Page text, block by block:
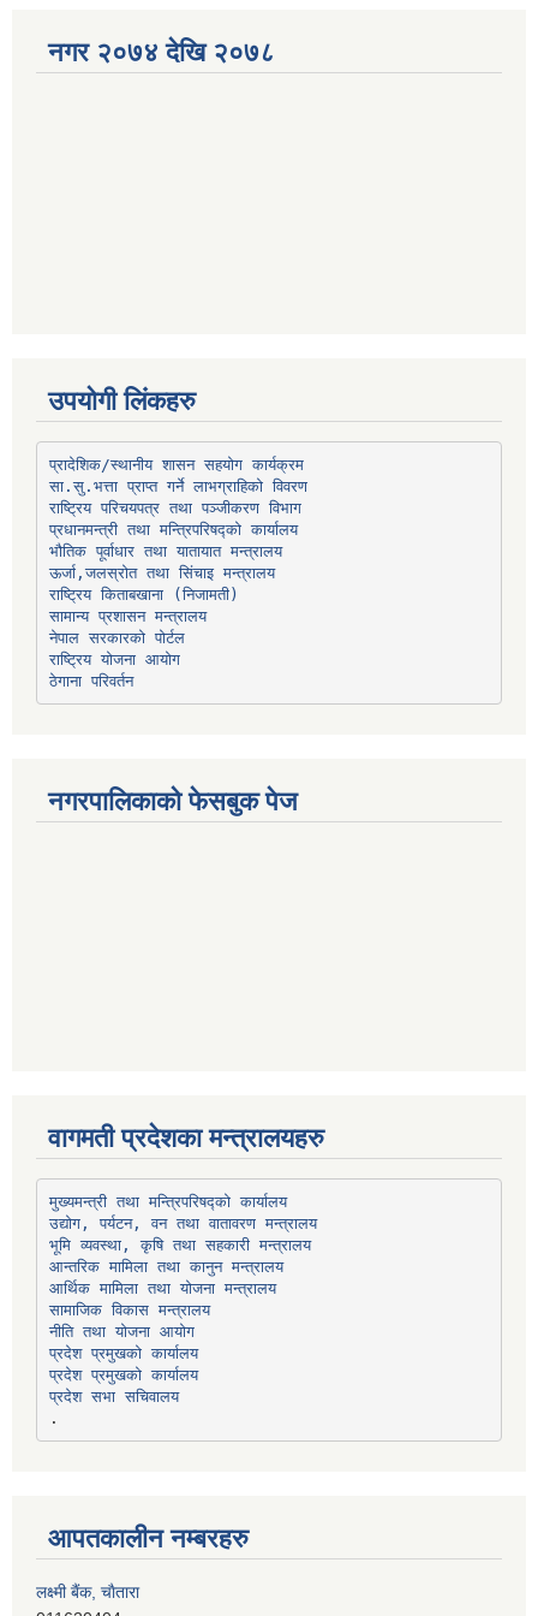
नगर २०७४ देखि २०७८
उपयोगी लिंकहरु
प्रादेशिक/स्थानीय शासन सहयोग कार्यक्रम
सा.सु.भत्ता प्राप्त गर्ने लाभग्राहिको विवरण
राष्ट्रिय परिचयपत्र तथा पञ्‍जीकरण विभाग
प्रधानमन्त्री तथा मन्त्रिपरिषद्को कार्यालय
भौतिक पूर्वाधार तथा यातायात मन्त्रालय
ऊर्जा,जलस्रोत तथा सिंचाइ मन्त्रालय
सामान्य प्रशासन मन्त्रालय
नेपाल सरकारको पोर्टल
राष्ट्रिय योजना आयोग
ठेगाना परिवर्तन
नगरपालिकाको फेसबुक पेज
वागमती प्रदेशका मन्त्रालयहरु
मुख्यमन्त्री तथा मन्त्रिपरिषद्को कार्यालय
उद्योग, पर्यटन, वन तथा वातावरण मन्त्रालय
भूमि व्यवस्था, कृषि तथा सहकारी मन्त्रालय
आन्तरिक मामिला तथा कानुन मन्त्रालय
आर्थिक मामिला तथा योजना मन्त्रालय
सामाजिक विकास मन्त्रालय
नीति तथा योजना आयोग
प्रदेश प्रमुखको कार्यालय
प्रदेश प्रमुखको कार्यालय
प्रदेश सभा सचिवालय
आपतकालीन नम्बरहरु
लक्ष्मी बैंक, चाैतारा